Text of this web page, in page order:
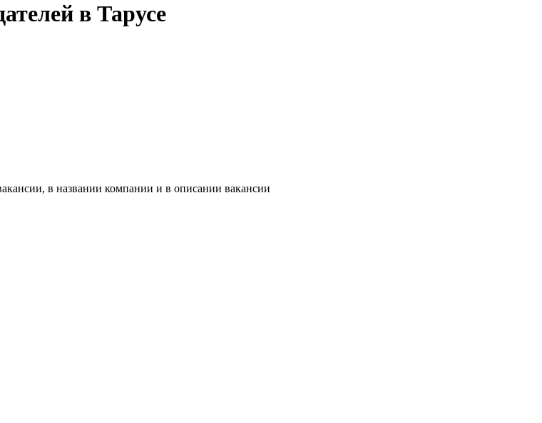
в Тарусе
в названии компании и в описании вакансии